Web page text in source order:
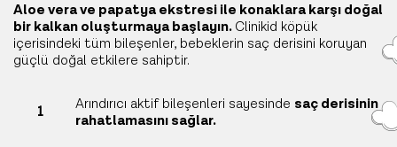
Aloe vera ve papatya ekstresi ile konaklara karşı doğal
bir kalkan oluşturmaya başlayın.Clinikid köpük
içerisindeki tüm bileşenler, bebeklerin saç derisini koruyan
güçlü doğal etkilere sahiptir.
1 Arındırıcı aktif bileşenleri sayesinde saç derisinin
rahatlamasını sağlar.